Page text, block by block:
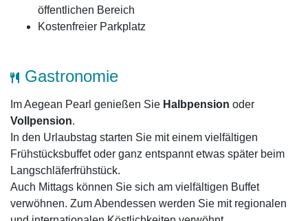
öffentlichen Bereich
Kostenfreier Parkplatz
Gastronomie
Im Aegean Pearl genießen Sie Halbpension oder
Vollpension.
In den Urlaubstag starten Sie mit einem vielfältigen
Frühstücksbuffet oder ganz entspannt etwas später beim
Langschläferfrühstück.
Auch Mittags können Sie sich am vielfältigen Buffet
verwöhnen. Zum Abendessen werden Sie mit regionalen